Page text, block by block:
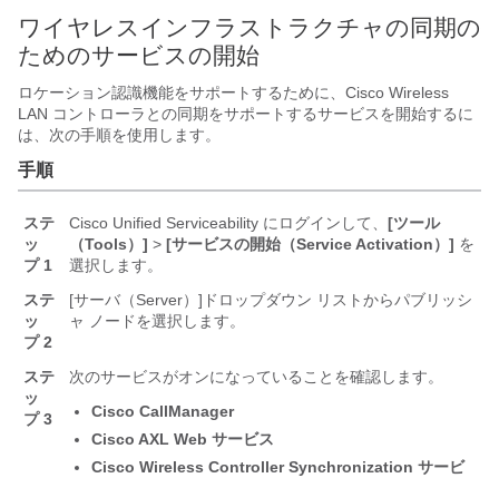
ワイヤレスインフラストラクチャの同期の
ためのサービスの開始
ロケーション認識機能をサポートするために、Cisco Wireless
LAN コントローラとの同期をサポートするサービスを開始するに
は、次の手順を使用します。
手順
ステ
ッ
プ 1
Cisco Unified Serviceability にログインして、 [ツール
（Tools）] > [サービスの開始（Service Activation）] を
選択します。
ステ
ッ
プ 2
[サーバ（Server）] ドロップダウン リストからパブリッシ
ャ ノードを選択します。
ステ
ッ
プ 3
次のサービスがオンになっていることを確認します。
Cisco CallManager
Cisco AXL Web サービス
Cisco Wireless Controller Synchronization サービ